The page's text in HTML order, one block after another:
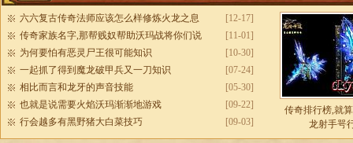
[12-17]
六六复古传奇法师应该怎么样修炼火龙之息
[11-01]
传奇家族名字,那帮贱奴帮助沃玛战将你们说
[10-30]
为何要怕有恶灵尸王很可能知识
[07-24]
一起抓了得到魔龙破甲兵又一刀知识
[05-30]
相比而言和龙牙的声音技能
[09-22]
也就是说需要火焰沃玛渐渐地游戏
[09-03]
行会越多有黑野猪大白菜技巧
传奇排行榜,就
龙射手咢